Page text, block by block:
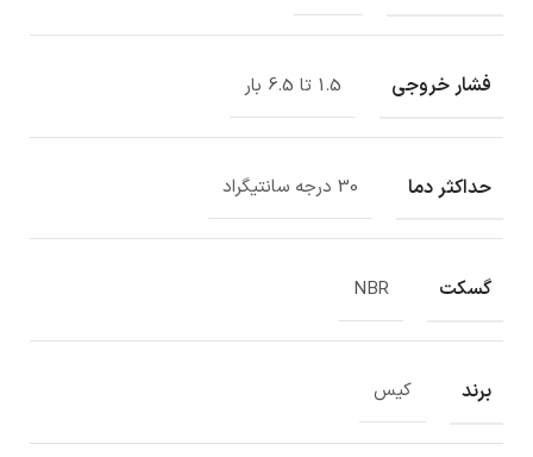
فشار خروجی 1.5 تا 6.5 بار
حداکثر دما 30 درجه سانتیگراد
گسکت NBR
برند کیس